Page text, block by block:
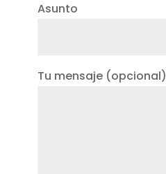
Asunto
Tu mensaje (opcional)